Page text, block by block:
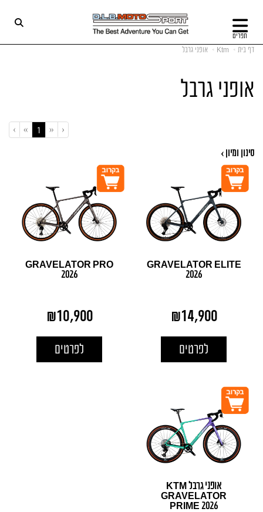
תפריט
דף בית Ktm אופני גרבל
אופני גרבל
‹
«
1
»
›
סינון ומיון ›
GRAVELATOR ELITE
2026
₪14,900
לפרטים
GRAVELATOR PRO
2026
₪10,900
לפרטים
אופני גרבל KTM
GRAVELATOR
PRIME 2026